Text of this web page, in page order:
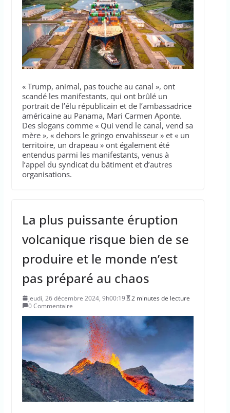
« Trump, animal, pas touche au canal », ont
scandé les manifestants, qui ont brûlé un
portrait de l’élu républicain et de l’ambassadrice
américaine au Panama, Mari Carmen Aponte.
Des slogans comme « Qui vend le canal, vend sa
mère », « dehors le gringo envahisseur » et « un
territoire, un drapeau » ont également été
entendus parmi les manifestants, venus à
l’appel du syndicat du bâtiment et d’autres
organisations.
La plus puissante éruption
volcanique risque bien de se
produire et le monde n’est
pas préparé au chaos
jeudi, 26 décembre 2024, 9h00:19
2 minutes de lecture
0 Commentaire